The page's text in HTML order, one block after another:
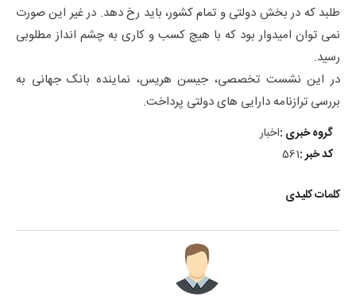
طلبد که در بخش دولتی و تمام کشور، باید رخ دهد. در غیر این صورت
نمی توان امیدوار بود که با هیچ کسب و کاری به چشم انداز مطلوبی
رسید.
در این نشست تخصصی، جیسن هریس، نماینده بانک جهانی به
بررسی ترازنامه دارایی های دولتی پرداخت.
گروه خبری :اخبار
کد خبر :561
کلمات کلیدی